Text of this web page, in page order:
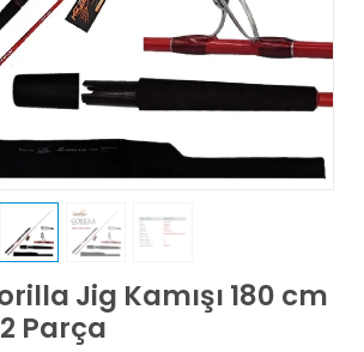
Jig Kamışı 180 cm
Parça